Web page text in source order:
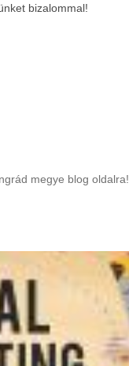
bizalommal!
megye blog oldalra!